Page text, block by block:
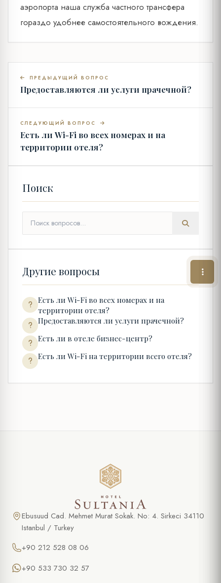
аэропорта наша служба частного трансфера
гораздо удобнее самостоятельного вождения.
ПРЕДЫДУЩИЙ ВОПРОС
Предоставляются ли услуги прачечной?
СЛЕДУЮЩИЙ ВОПРОС
Есть ли Wi-Fi во всех номерах и на
территории отеля?
Поиск
Другие вопросы
Есть ли Wi-Fi во всех номерах и на
территории отеля?
Предоставляются ли услуги прачечной?
Есть ли в отеле бизнес-центр?
Есть ли Wi-Fi на территории всего отеля?
Ebusuud Cad. Mehmet Murat Sokak. No: 4. Sirkeci 34110
Istanbul / Turkey
+90 212 528 08 06
+90 533 730 32 57